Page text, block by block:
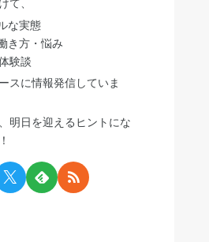
て、
な実態
き方・悩み
験談
スに情報発信していま
明日を迎えるヒントにな